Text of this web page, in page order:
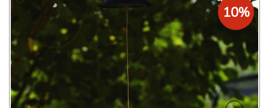
bildgalleriet
10%